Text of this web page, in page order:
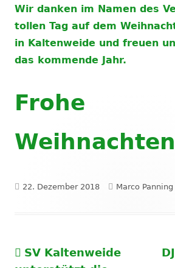
Wir danken im Namen des
tollen Tag auf dem
in Kaltenweide und freuen
das kommende Jahr.
Frohe
Veröffentlicht
22. Dezember 2018 Autor
Marco Panning
Beitragsnavigation
Vorheriger
SV Kaltenweide